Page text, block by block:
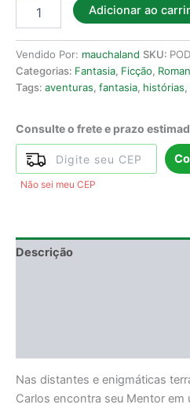
Adicionar ao
Vendido Por: mauchaland SKU:
Categorias: Fantasia, Ficção,
Tags: aventuras, fantasia, histórias,
Consulte o frete e prazo
Não sei meu CEP
Descrição
Nas distantes e enigmáticas
Carlos encontra seu Mentor em